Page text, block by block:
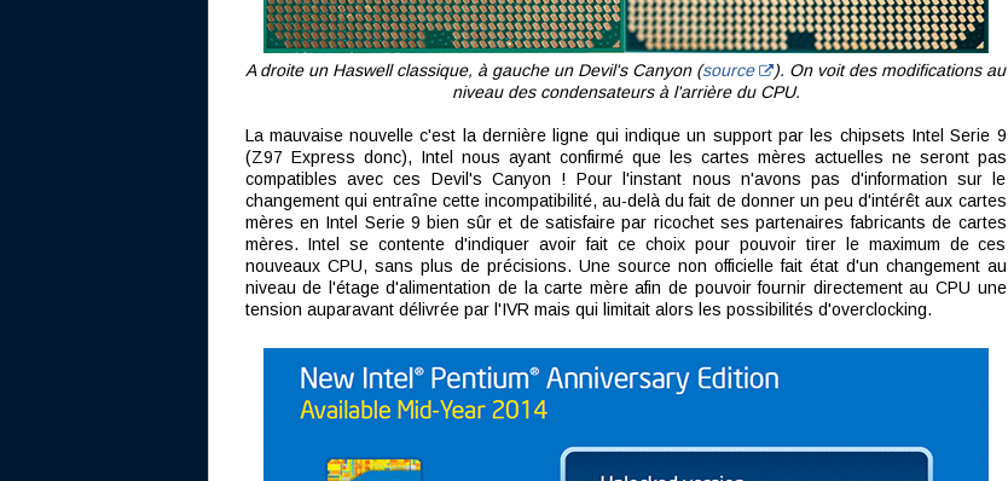
A droite un Haswell classique, à gauche un Devil's Canyon (source
). On voit des modifications au
niveau des condensateurs à l'arrière du CPU.
La mauvaise nouvelle c'est la dernière ligne qui indique un support par les chipsets Intel Serie 9
(Z97 Express donc), Intel nous ayant confirmé que les cartes mères actuelles ne seront pas
compatibles avec ces Devil's Canyon ! Pour l'instant nous n'avons pas d'information sur le
changement qui entraîne cette incompatibilité, au-delà du fait de donner un peu d'intérêt aux cartes
mères en Intel Serie 9 bien sûr et de satisfaire par ricochet ses partenaires fabricants de cartes
mères. Intel se contente d'indiquer avoir fait ce choix pour pouvoir tirer le maximum de ces
nouveaux CPU, sans plus de précisions. Une source non officielle fait état d'un changement au
niveau de l'étage d'alimentation de la carte mère afin de pouvoir fournir directement au CPU une
tension auparavant délivrée par l'IVR mais qui limitait alors les possibilités d'overclocking.